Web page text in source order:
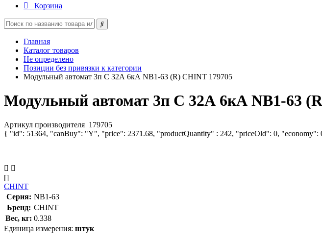
Корзина
Главная
Каталог товаров
Не определено
Позиции без привязки к категории
Модульный автомат 3п C 32А 6кА NB1-63 (R) CHINT 179705
Модульный автомат 3п C 32А 6кА NB1-63
Артикул производителя 179705
{ "id": 51364, "canBuy": "Y", "price": 2371.68, "productQuantity" : 242, "priceOld": 0, "economy":
[]
CHINT
Серия: NB1-63
Бренд: CHINT
Вес, кг: 0.338
Единица измерения: штук